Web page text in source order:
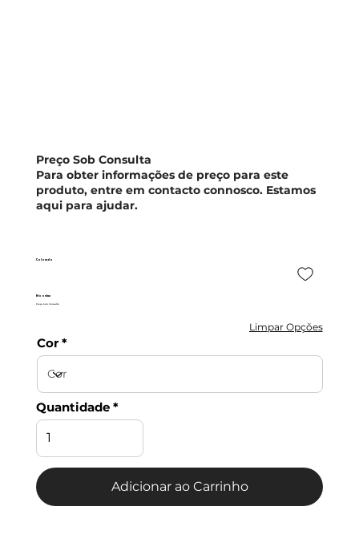
Colorado
Moovlux
Preço Sob Consulta
Limpar Opções
Cor
Quantidade
Adicionar ao Carrinho
Preço Sob Consulta
Para obter informações de preço para este
produto, entre em contacto connosco. Estamos
aqui para ajudar.